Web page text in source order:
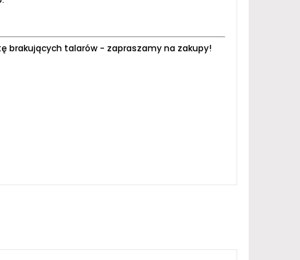
brakujących talarów - zapraszamy na zakupy!